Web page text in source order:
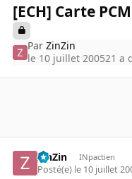
[ECH] Carte
ParZinZin
le 10 juillet 200521 a
ZinZin INpactien
Posté(e) le 10 juillet